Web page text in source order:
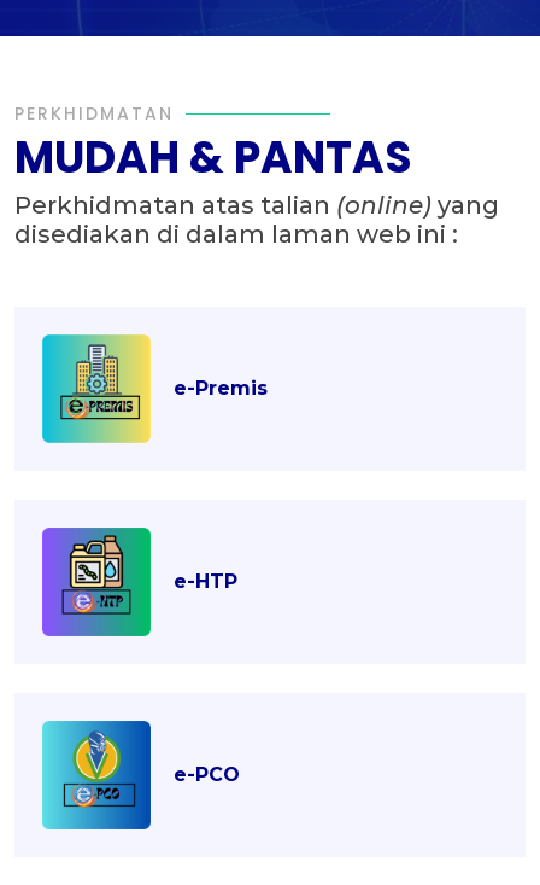
PERKHIDMATAN
MUDAH & PANTAS
Perkhidmatan atas talian (online) yang
disediakan di dalam laman web ini :
e-Premis
e-HTP
e-PCO